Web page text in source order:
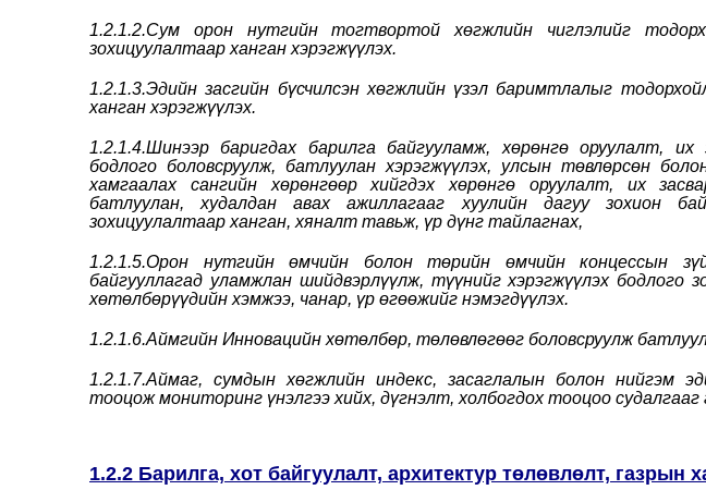
1.2.1.2.Сум орон нутгийн тогтвортой хөгжлийн чиглэлийг
зохицуулалтаар ханган хэрэгжүүлэх.
1.2.1.3.Эдийн засгийн бүсчилсэн хөгжлийн үзэл баримтлалыг
ханган хэрэгжүүлэх.
1.2.1.4.Шинээр баригдах барилга байгууламж, хөрөнгө оруулалт,
бодлого боловсруулж, батлуулан хэрэгжүүлэх, улсын төвлөрсөн
хамгаалах сангийн хөрөнгөөр хийгдэх хөрөнгө оруулалт, их
батлуулан, худалдан авах ажиллагааг хуулийн дагуу зохион
зохицуулалтаар ханган, хяналт тавьж, үр дүнг тайлагнах,
1.2.1.5.Орон нутгийн өмчийн болон төрийн өмчийн концессын
байгууллагад уламжлан шийдвэрлүүлж, түүнийг хэрэгжүүлэх бодлого
хөтөлбөрүүдийн хэмжээ, чанар, үр өгөөжийг нэмэгдүүлэх.
1.2.1.6.Аймгийн Инновацийн хөтөлбөр, төлөвлөгөөг боловсруулж
1.2.1.7.Аймаг, сумдын хөгжлийн индекс, засаглалын болон нийгэм
тооцож мониторинг үнэлгээ хийх, дүгнэлт, холбогдох тооцоо судалгааг
1.2.2 Барилга, хот байгуулалт, архитектур төлөвлөлт, газрын